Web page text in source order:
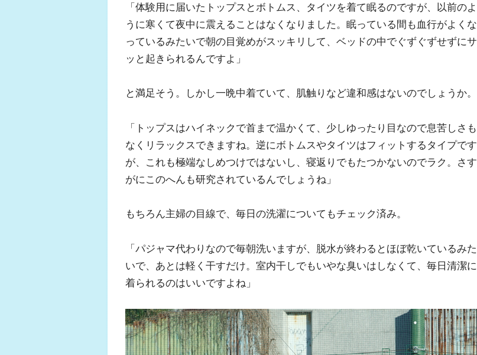
「体験用に届いたトップスとボトムス、タイツを着て眠るのですが、以前のよ
うに寒くて夜中に震えることはなくなりました。眠っている間も血行がよくな
っているみたいで朝の目覚めがスッキリして、ベッドの中でぐずぐずせずにサ
ッと起きられるんですよ」
と満足そう。しかし一晩中着ていて、肌触りなど違和感はないのでしょうか。
「トップスはハイネックで首まで温かくて、少しゆったり目なので息苦しさも
なくリラックスできますね。逆にボトムスやタイツはフィットするタイプです
が、これも極端なしめつけではないし、寝返りでもたつかないのでラク。さす
がにこのへんも研究されているんでしょうね」
もちろん主婦の目線で、毎日の洗濯についてもチェック済み。
「パジャマ代わりなので毎朝洗いますが、脱水が終わるとほぼ乾いているみた
いで、あとは軽く干すだけ。室内干しでもいやな臭いはしなくて、毎日清潔に
着られるのはいいですよね」